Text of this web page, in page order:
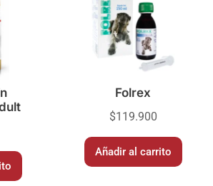
Folrex
$119.900
Añadir al carrito